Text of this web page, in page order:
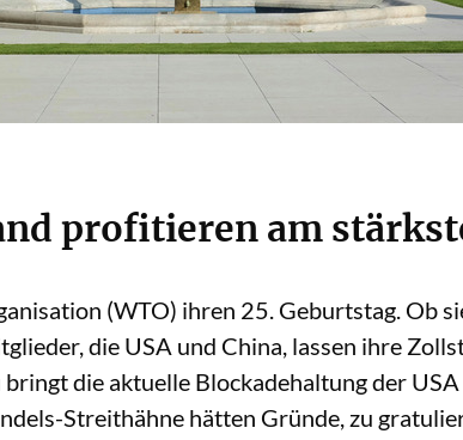
profitieren am
(WTO) ihren 25. Geburtstag. Ob
die USA und China, lassen ihre
die aktuelle Blockadehaltung der
Streithähne hätten Gründe, zu